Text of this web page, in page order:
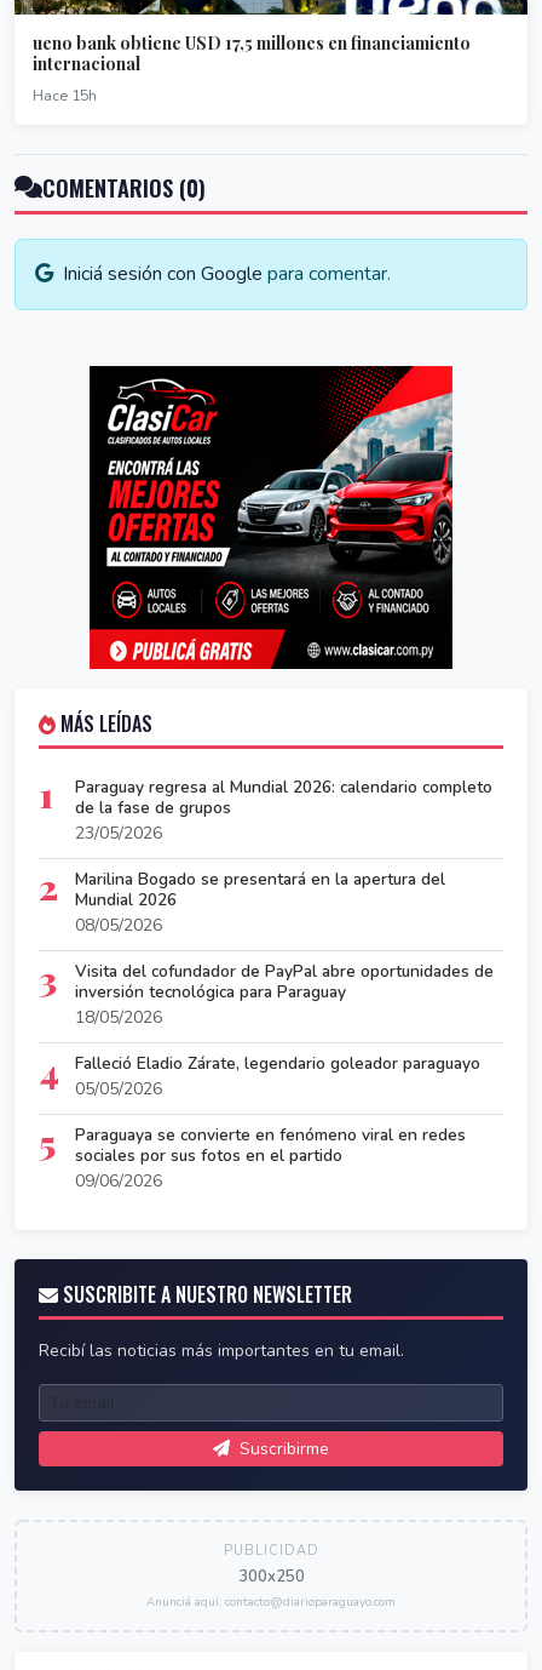
ueno bank obtiene USD 17,5 millones en financiamiento
internacional
Hace 15h
COMENTARIOS (0)
Iniciá sesión con Google para comentar.
MÁS LEÍDAS
1
Paraguay regresa al Mundial 2026: calendario completo
de la fase de grupos
23/05/2026
2
Marilina Bogado se presentará en la apertura del
Mundial 2026
08/05/2026
3
Visita del cofundador de PayPal abre oportunidades de
inversión tecnológica para Paraguay
18/05/2026
4
Falleció Eladio Zárate, legendario goleador paraguayo
05/05/2026
5
Paraguaya se convierte en fenómeno viral en redes
sociales por sus fotos en el partido
09/06/2026
SUSCRIBITE A NUESTRO NEWSLETTER
Recibí las noticias más importantes en tu email.
Suscribirme
PUBLICIDAD
300x250
Anunciá aquí: contacto@diarioparaguayo.com